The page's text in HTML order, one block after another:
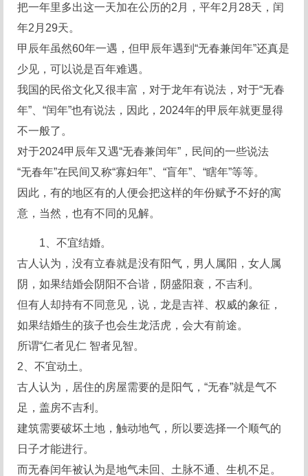
把一年里多出这一天加在公历的2月，平年2月28天，闰
年2月29天。
甲辰年虽然60年一遇，但甲辰年遇到“无春兼闰年”还真是
少见，可以说是百年难遇。
我国的民俗文化又很丰富，对于龙年有说法，对于“无春
年”、“闰年”也有说法，因此，2024年的甲辰年就更显得
不一般了。
对于2024甲辰年又遇“无春兼闰年”，民间的一些说法
“无春年”在民间又称“寡妇年”、“盲年”、“瞎年”等等。
因此，有的地区有的人便会把这样的年份赋予不好的寓
意，当然，也有不同的见解。
1、不宜结婚。
古人认为，没有立春就是没有阳气，男人属阳，女人属
阴，如果结婚会阴阳不合谐，阴盛阳衰，不吉利。
但有人却持有不同意见，说，龙是吉祥、权威的象征，
如果结婚生的孩子也会生龙活虎，会大有前途。
所谓“仁者见仁 智者见智。
2、不宜动土。
古人认为，居住的房屋需要的是阳气，“无春”就是气不
足，盖房不吉利。
建筑需要破坏土地，触动地气，所以要选择一个顺气的
日子才能进行。
而无春闰年被认为是地气未回、土脉不通、生机不足。